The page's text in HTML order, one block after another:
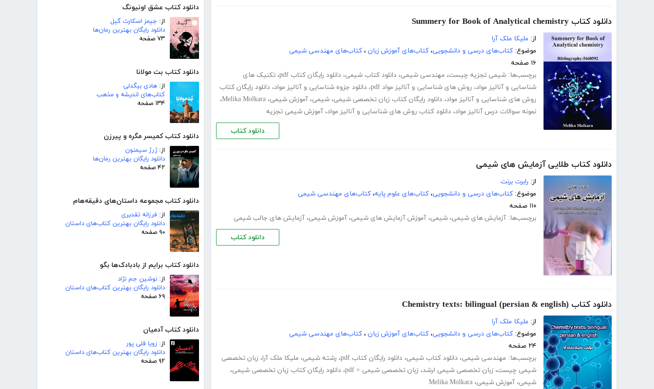
دانلود کتاب عشق اونیونگ
از: جیمز اسکارث گیل
دانلود رایگان بهترین رمان‌ها
۷۳ صفحه
دانلود کتاب بت مولانا
از: هادی بیگدلی
کتاب‌های اندیشه و مذهب
۱۳۴ صفحه
دانلود کتاب کمیسر مگره و پیرزن
از:ژرژ سیمنون
دانلود رایگان بهترین رمان‌ها
۴۲ صفحه
دانلود کتاب مجموعه داستان‌های دقیقه‌هام
از: فرزانه تقدیری
دانلود رایگان بهترین کتاب‌های داستان
۹۰ صفحه
دانلود کتاب برایم از بادبادک‌ها بگو
از: نوشین جم نژاد
دانلود رایگان بهترین کتاب‌های داستان
۶۹ صفحه
دانلود کتاب آدمیان
از: زویا قلی پور
دانلود رایگان بهترین کتاب‌های داستان
۹۲ صفحه
دانلود کتاب Summery for Book of Analytical chemistry
از: ملیکا ملک آرا
موضوع: کتاب‌های درسی و دانشجویی، کتاب‌های آموزش زبان ، کتاب‌های مهندسی شیمی
۱۶ صفحه
برچسب‌ها: شیمی تجزیه چیست، مهندسی شیمی، دانلود کتاب شیمی، دانلود رایگان کتاب pdf ، تکنیک های
شناسایی و آنالیز مواد، روش های شناسایی و آنالیز مواد pdf ، دانلود جزوه شناسایی و آنالیز مواد، دانلود رایگان کتاب
روش های شناسایی و آنالیز مواد، دانلود رایگان کتاب زبان تخصصی شیمی، شیمی، آموزش شیمی، Melika Molkara،
نمونه سوالات درس آنالیز مواد، دانلود کتاب روش های شناسایی و آنالیز مواد، آموزش شیمی تجزیه
دانلود کتاب
دانلود کتاب طلایی آزمایش های شیمی
از: رابرت برنت
موضوع: کتاب‌های درسی و دانشجویی، کتاب‌های علوم پایه، کتاب‌های مهندسی شیمی
۱۱۰ صفحه
برچسب‌ها: آزمایش های شیمی، شیمی، آموزش آزمایش های شیمی، آموزش شیمی، آزمایش های جالب شیمی
دانلود کتاب
دانلود کتاب (Chemistry texts: bilingual (persian & english
از: ملیکا ملک آرا
موضوع: کتاب‌های درسی و دانشجویی، کتاب‌های آموزش زبان ، کتاب‌های مهندسی شیمی
۲۴ صفحه
برچسب‌ها: مهندسی شیمی، دانلود کتاب شیمی، دانلود رایگان کتاب pdf ، رشته شیمی، ملیکا ملک آرا، زبان تخصصی
شیمی چیست، زبان تخصصی شیمی ارشد، زبان تخصصی شیمی + pdf ، دانلود رایگان کتاب زبان تخصصی شیمی،
شیمی، آموزش شیمی، Melika Molkara